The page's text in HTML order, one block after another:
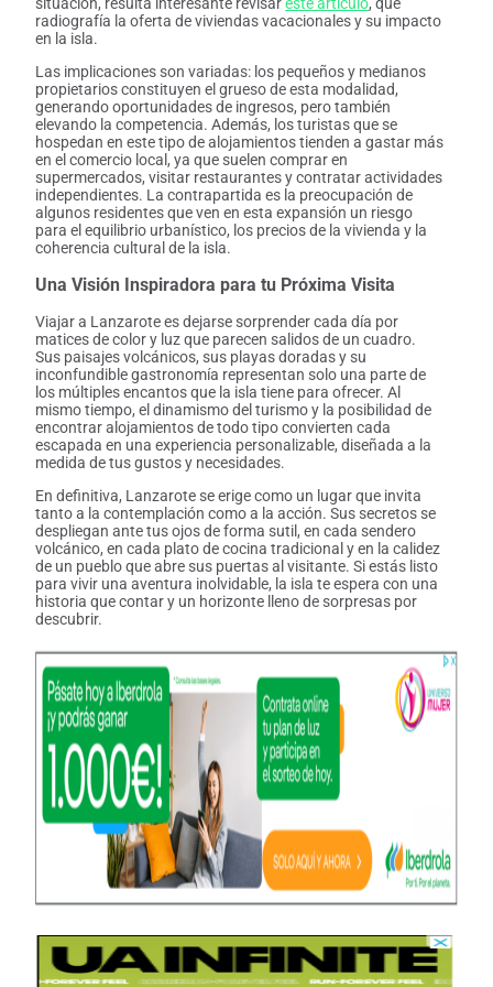
radiografía la oferta de viviendas vacacionales y su impacto
en la isla.
Las implicaciones son variadas: los pequeños y medianos
propietarios constituyen el grueso de esta modalidad,
generando oportunidades de ingresos, pero también
elevando la competencia. Además, los turistas que se
hospedan en este tipo de alojamientos tienden a gastar más
en el comercio local, ya que suelen comprar en
supermercados, visitar restaurantes y contratar actividades
independientes. La contrapartida es la preocupación de
algunos residentes que ven en esta expansión un riesgo
para el equilibrio urbanístico, los precios de la vivienda y la
coherencia cultural de la isla.
Una Visión Inspiradora para tu Próxima Visita
Viajar a Lanzarote es dejarse sorprender cada día por
matices de color y luz que parecen salidos de un cuadro.
Sus paisajes volcánicos, sus playas doradas y su
inconfundible gastronomía representan solo una parte de
los múltiples encantos que la isla tiene para ofrecer. Al
mismo tiempo, el dinamismo del turismo y la posibilidad de
encontrar alojamientos de todo tipo convierten cada
escapada en una experiencia personalizable, diseñada a la
medida de tus gustos y necesidades.
En definitiva, Lanzarote se erige como un lugar que invita
tanto a la contemplación como a la acción. Sus secretos se
despliegan ante tus ojos de forma sutil, en cada sendero
volcánico, en cada plato de cocina tradicional y en la calidez
de un pueblo que abre sus puertas al visitante. Si estás listo
para vivir una aventura inolvidable, la isla te espera con una
historia que contar y un horizonte lleno de sorpresas por
descubrir.